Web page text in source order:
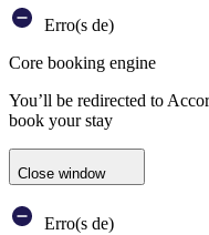
Erro(s de)
Core booking engine
You’ll be redirected to
book your stay
Close window
Erro(s de)